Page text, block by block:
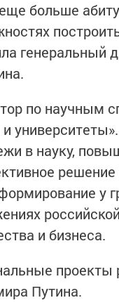
больше
генеральный
по научным
и
в науку,
решение
у
и бизнеса.
проекты
Путина.